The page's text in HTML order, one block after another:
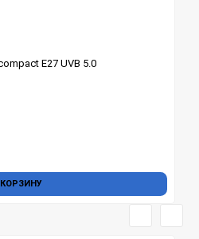
Е27 UVB 5.0
КОРЗИНУ